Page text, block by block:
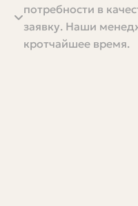
Кирпич — тот
Он строит дома,
камины. Если вы
потребности в
заявку. Наши
кротчайшее время.